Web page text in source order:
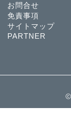
お問合せ
免責事項
サイトマップ
PARTNER